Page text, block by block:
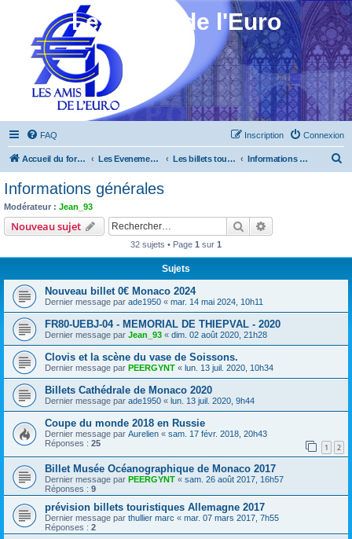
Les Amis de l'Euro
FAQ Connexion
Inscription
Accueil du forum Les Evenements ! [Ouvert au public] Les billets touristiques Informations générales
Informations générales
Modérateur : Jean_93
Nouveau sujet Rechercher
32 sujets • Page 1 sur 1
Sujets
Nouveau billet 0€ Monaco 2024
Dernier message par ade1950 « mar. 14 mai 2024, 10h11
FR80-UEBJ-04 - MEMORIAL DE THIEPVAL - 2020
Dernier message par Jean_93 « dim. 02 août 2020, 21h28
Clovis et la scène du vase de Soissons.
Dernier message par PEERGYNT « lun. 13 juil. 2020, 10h34
Billets Cathédrale de Monaco 2020
Dernier message par ade1950 « lun. 13 juil. 2020, 9h44
Coupe du monde 2018 en Russie
Dernier message par Aurelien « sam. 17 févr. 2018, 20h43
Réponses : 25 1 2
Billet Musée Océanographique de Monaco 2017
Dernier message par PEERGYNT « sam. 26 août 2017, 16h57
Réponses : 9
prévision billets touristiques Allemagne 2017
Dernier message par thullier marc « mar. 07 mars 2017, 7h55
Réponses : 2